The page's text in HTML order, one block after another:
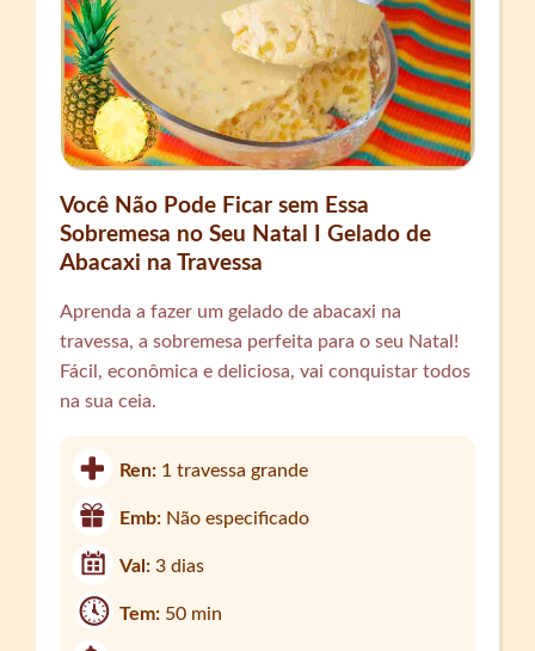
Você Não Pode Ficar sem Essa
Sobremesa no Seu Natal I Gelado de
Abacaxi na Travessa
Aprenda a fazer um gelado de abacaxi na
travessa, a sobremesa perfeita para o seu Natal!
Fácil, econômica e deliciosa, vai conquistar todos
na sua ceia.
Ren: 1 travessa grande
Emb: Não especificado
Val:3 dias
Tem: 50 min